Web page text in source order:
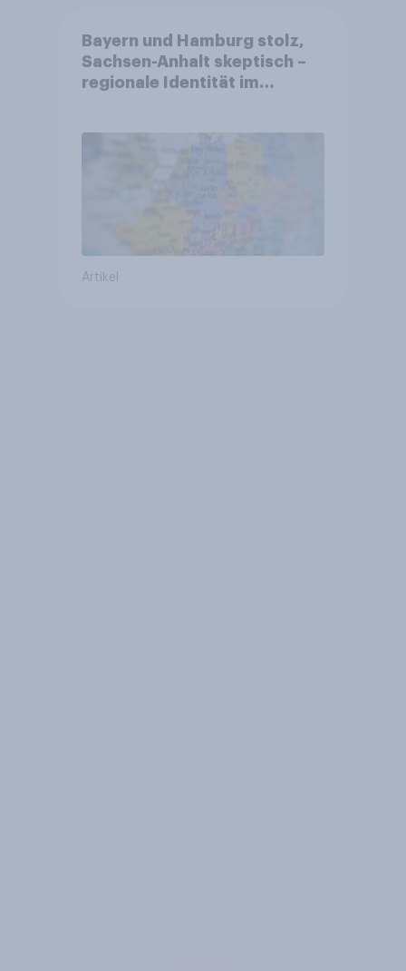
Bayern und Hamburg stolz,
Sachsen-Anhalt skeptisch –
regionale Identität im
Artikel